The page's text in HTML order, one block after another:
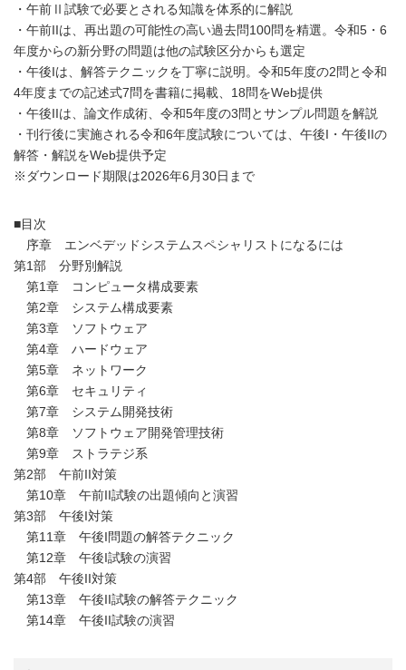
・午前Ⅱ試験で必要とされる知識を体系的に解説
・午前IIは、再出題の可能性の高い過去問100問を精選。令和5・6
年度からの新分野の問題は他の試験区分からも選定
・午後Iは、解答テクニックを丁寧に説明。令和5年度の2問と令和
4年度までの記述式7問を書籍に掲載、18問をWeb提供
・午後IIは、論文作成術、令和5年度の3問とサンプル問題を解説
・刊行後に実施される令和6年度試験については、午後I・午後IIの
解答・解説をWeb提供予定
※ダウンロード期限は2026年6月30日まで
■目次
序章 エンベデッドシステムスペシャリストになるには
第1部 分野別解説
第1章 コンピュータ構成要素
第2章 システム構成要素
第3章 ソフトウェア
第4章 ハードウェア
第5章 ネットワーク
第6章 セキュリティ
第7章 システム開発技術
第8章 ソフトウェア開発管理技術
第9章 ストラテジ系
第2部 午前II対策
第10章 午前II試験の出題傾向と演習
第3部 午後I対策
第11章 午後I問題の解答テクニック
第12章 午後I試験の演習
第4部 午後II対策
第13章 午後II試験の解答テクニック
第14章 午後II試験の演習